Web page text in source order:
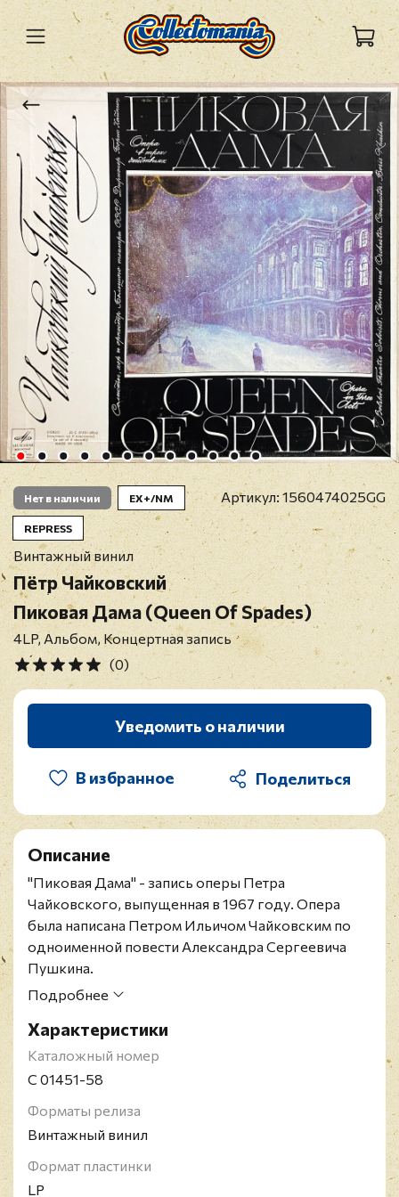
Нет в наличии EX+/NM
REPRESS
Артикул: 1560474025GG
Винтажный винил
Пётр Чайковский
Пиковая Дама (Queen Of Spades)
4LP, Альбом, Концертная запись
(0)
Уведомить о наличии
В избранное
Описание
"Пиковая Дама" - запись оперы Петра
Чайковского, выпущенная в 1967 году. Опера
была написана Петром Ильичом Чайковским по
одноименной повести Александра Сергеевича
Пушкина.
Советское подарочное повторное издание 1974
картонном боксе. Содержит 12-страничный
буклет. Бокс в превосходном состоянии. Винил в
состоянии, близком к идеальному. Лейблы белые.
Пиковая Дама - опера П. И. Чайковского в 3
действиях, 7 картинах, либретто М. И.
Чайковского по мотивам одноимённой повести А.
С. Пушкина. Опера написана во Флоренции ранней
Подробнее
Характеристики
Каталожный номер
С 01451-58
Форматы релиза
Винтажный винил
Формат пластинки
LP